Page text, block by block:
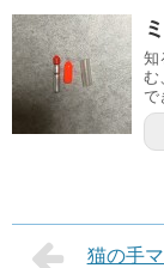
知
む
で
猫の手